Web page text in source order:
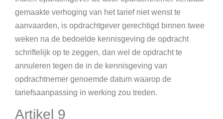
gemaakte verhoging van het tarief niet wenst te
aanvaarden, is opdrachtgever gerechtigd binnen twee
weken na de bedoelde kennisgeving de opdracht
schriftelijk op te zeggen, dan wel de opdracht te
annuleren tegen de in de kennisgeving van
opdrachtnemer genoemde datum waarop de
tariefsaanpassing in werking zou treden.
Artikel 9